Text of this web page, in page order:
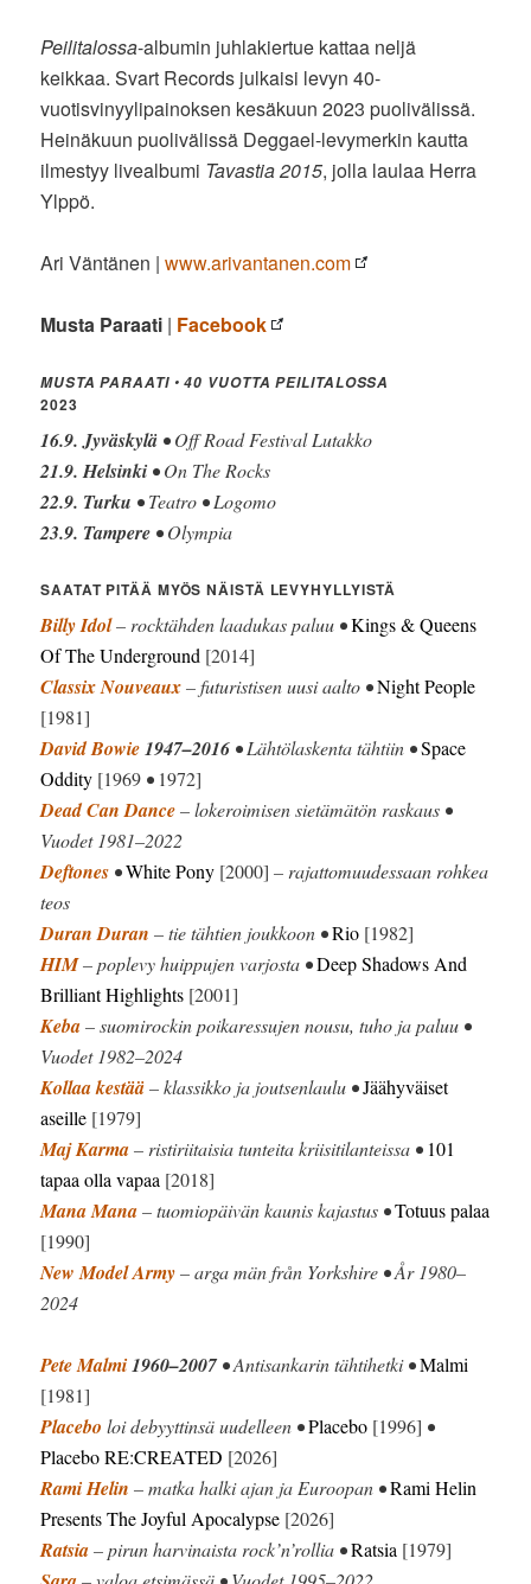
Peilitalossa-albumin juhlakiertue kattaa neljä
keikkaa. Svart Records julkaisi levyn 40-
vuotisvinyylipainoksen kesäkuun 2023 puolivälissä.
Heinäkuun puolivälissä Deggael-levymerkin kautta
ilmestyy livealbumi Tavastia 2015, jolla laulaa Herra
Ylppö.
Ari Väntänen |www.arivantanen.com
Musta Paraati | Facebook
MUSTA PARAATI • 40 VUOTTA PEILITALOSSA
2023
16.9. Jyväskylä • Off Road Festival Lutakko
21.9. Helsinki • On The Rocks
22.9. Turku • Teatro • Logomo
23.9. Tampere • Olympia
SAATAT PITÄÄ MYÖS NÄISTÄ LEVYHYLLYISTÄ
Billy Idol– rocktähden laadukas paluu •Kings & Queens
Of The Underground [2014]
Classix Nouveaux– futuristisen uusi aalto •Night People
[1981]
David Bowie1947–2016 • Lähtölaskenta tähtiin •Space
Oddity [1969 • 1972]
Dead Can Dance– lokeroimisen sietämätön raskaus •
Vuodet 1981–2022
Deftones •White Pony [2000] – rajattomuudessaan rohkea
teos
Duran Duran – tie tähtien joukkoon •Rio [1982]
HIM– poplevy huippujen varjosta •Deep Shadows And
Brilliant Highlights [2001]
Keba– suomirockin poikaressujen nousu, tuho ja paluu •
Vuodet 1982–2024
Kollaa kestää– klassikko ja joutsenlaulu •Jäähyväiset
aseille [1979]
Maj Karma– ristiriitaisia tunteita kriisitilanteissa • 101
tapaa olla vapaa [2018]
Mana Mana– tuomiopäivän kaunis kajastus •Totuus palaa
[1990]
New Model Army– arga män från Yorkshire • År 1980–
2024
Pete Malmi1960–2007• Antisankarin tähtihetki •Malmi
[1981]
Placebo loi debyyttinsä uudelleen •Placebo [1996] •
Placebo RE:CREATED [2026]
Rami Helin – matka halki ajan ja Euroopan •Rami Helin
Presents The Joyful Apocalypse [2026]
Ratsia– pirun harvinaista rock’n’rollia •Ratsia [1979]